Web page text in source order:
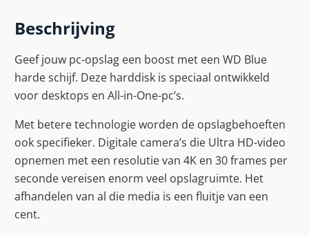
Beschrijving
Geef jouw pc-opslag een boost met een WD Blue
harde schijf. Deze harddisk is speciaal ontwikkeld
voor desktops en All-in-One-pc’s.
Met betere technologie worden de opslagbehoeften
ook specifieker. Digitale camera’s die Ultra HD-video
opnemen met een resolutie van 4K en 30 frames per
seconde vereisen enorm veel opslagruimte. Het
afhandelen van al die media is een fluitje van een
cent.